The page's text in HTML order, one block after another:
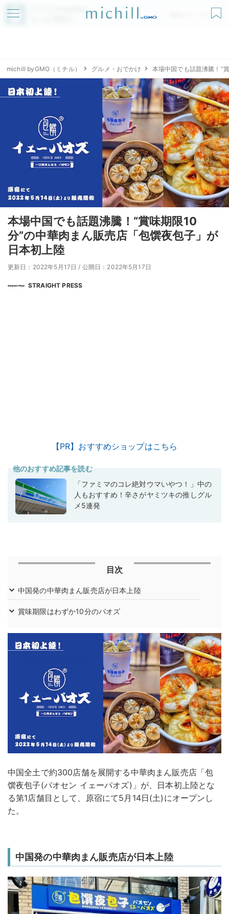
アプリでmichillが
無料ダウンロード
michill byGMO（ミチル） グルメ・おでかけ 本場中国でも話題沸騰！“
本場中国でも話題沸騰！“賞味期限10
分”の中華肉まん販売店「包馔夜包子」が
日本初上陸
更新日：2022年5月17日 / 公開日：2022年5月17日
STRAIGHT PRESS
【PR】おすすめショップはこちら
他のおすすめ記事を読む
「ファミマのコレ絶対ウマいやつ！」中の
人もおすすめ！辛さがヤミツキの推しグル
メ5連発
目次
中国発の中華肉まん販売店が日本上陸
賞味期限はわずか10分のパオズ
中国全土で約300店舗を展開する中華肉まん販売店「包
馔夜包子(パオセン イェーパオズ)」が、日本初上陸とな
る第1店舗目として、原宿にて5月14日(土)にオープンし
た。
中国発の中華肉まん販売店が日本上陸